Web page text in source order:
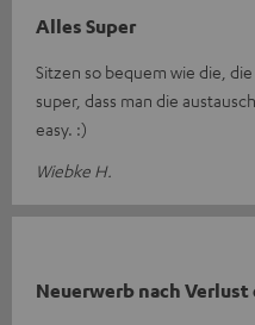
Alles Super
Sitzen so bequem wie die,
super, dass man die
easy. :)
Wiebke H.
Neuerwerb nach